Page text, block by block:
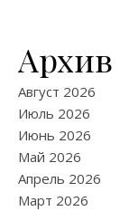
Архив
Август 2026
Июль 2026
Июнь 2026
Май 2026
Апрель 2026
Март 2026